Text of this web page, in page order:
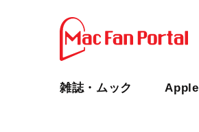
雑誌・ムック Apple